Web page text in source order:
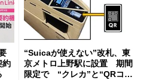
約
“Suicaが使えない”改札、東
京メトロ上野駅に設置 期間
限定で “クレカ”と“QRコー